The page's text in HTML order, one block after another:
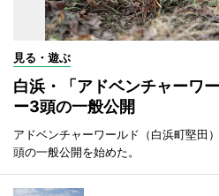
見る・遊ぶ
白浜・「アドベンチャーワ
ー3頭の一般公開
アドベンチャーワールド（白浜町堅田
頭の一般公開を始めた。